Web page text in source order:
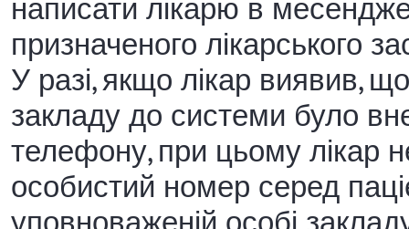
написати лікарю в
призначеного лікарського
У разі, якщо лікар виявив,
закладу до системи було
телефону, при цьому лікар
особистий номер серед